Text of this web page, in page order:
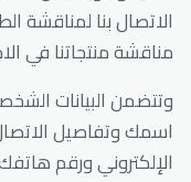
الاتصال بنا لمناقشة
مناقشة منتجاتنا في
وتتضمن البيانات
اسمك وتفاصيل
الإلكتروني ورقم